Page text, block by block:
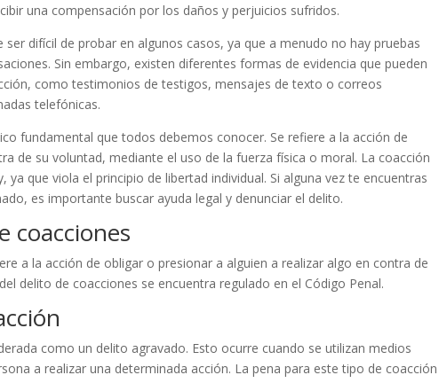
una compensación por los daños y perjuicios sufridos.
difícil de probar en algunos casos, ya que a menudo no hay pruebas
Sin embargo, existen diferentes formas de evidencia que pueden
como testimonios de testigos, mensajes de texto o correos
telefónicas.
fundamental que todos debemos conocer. Se refiere a la acción de
de su voluntad, mediante el uso de la fuerza física o moral. La coacción
que viola el principio de libertad individual. Si alguna vez te encuentras
es importante buscar ayuda legal y denunciar el delito.
coacciones
a la acción de obligar o presionar a alguien a realizar algo en contra de
delito de coacciones se encuentra regulado en el Código Penal.
como un delito agravado. Esto ocurre cuando se utilizan medios
a realizar una determinada acción. La pena para este tipo de coacción